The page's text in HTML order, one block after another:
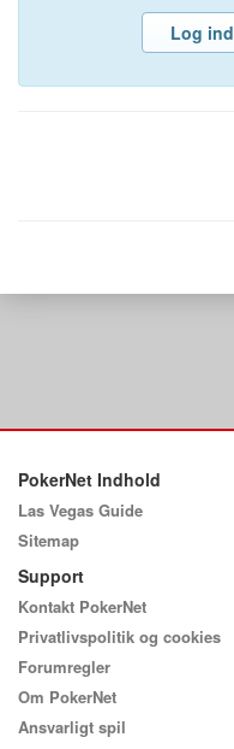
Log ind
PokerNet Indhold
Las Vegas Guide
Sitemap
Support
Kontakt PokerNet
Privatlivspolitik og cookies
Forumregler
Om PokerNet
Ansvarligt spil